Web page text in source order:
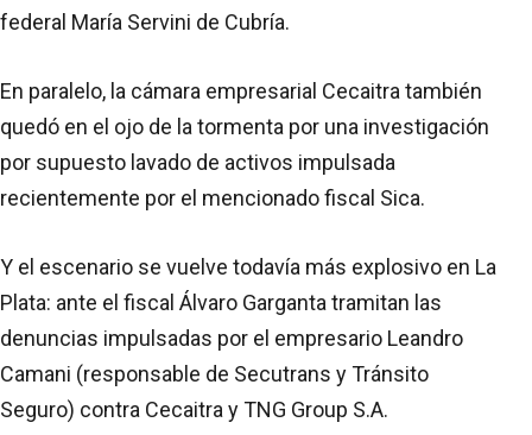
federal María Servini de Cubría.
En paralelo, la cámara empresarial Cecaitra también
quedó en el ojo de la tormenta por una investigación
por supuesto lavado de activos impulsada
recientemente por el mencionado fiscal Sica.
Y el escenario se vuelve todavía más explosivo en La
Plata: ante el fiscal Álvaro Garganta tramitan las
denuncias impulsadas por el empresario Leandro
Camani (responsable de Secutrans y Tránsito
Seguro) contra Cecaitra y TNG Group S.A.